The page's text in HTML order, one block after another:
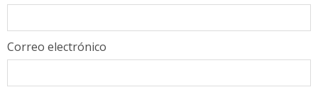
Correo electrónico